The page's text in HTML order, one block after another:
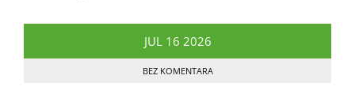
JUL 16 2026
BEZ KOMENTARA